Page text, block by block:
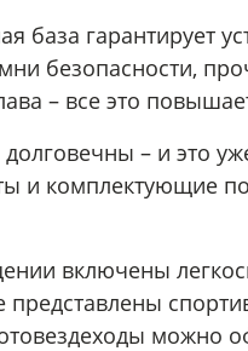
база гарантирует
безопасности,
– все это
долговечны – и это
и комплектующие
включены
представлены
можно